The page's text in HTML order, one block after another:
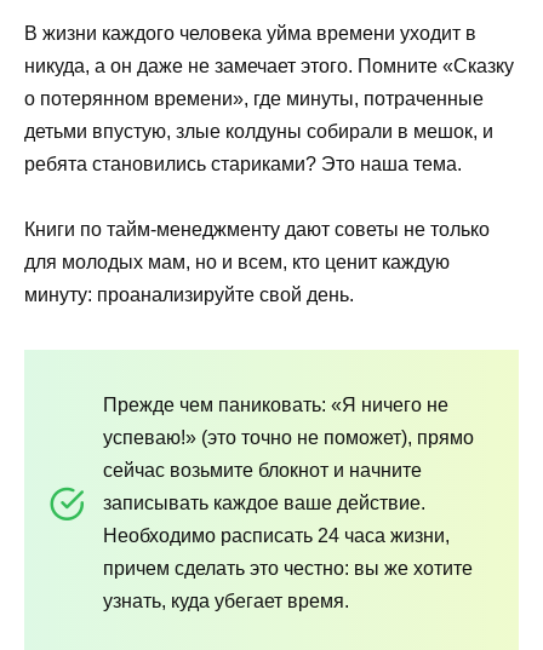
В жизни каждого человека уйма времени уходит в
никуда, а он даже не замечает этого. Помните «Сказку
о потерянном времени», где минуты, потраченные
детьми впустую, злые колдуны собирали в мешок, и
ребята становились стариками? Это наша тема.
Книги по тайм-менеджменту дают советы не только
для молодых мам, но и всем, кто ценит каждую
минуту: проанализируйте свой день.
Прежде чем паниковать: «Я ничего не
успеваю!» (это точно не поможет), прямо
сейчас возьмите блокнот и начните
записывать каждое ваше действие.
Необходимо расписать 24 часа жизни,
причем сделать это честно: вы же хотите
узнать, куда убегает время.